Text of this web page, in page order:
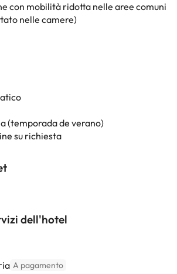
con mobilità ridotta nelle aree comuni
nelle camere)
(temporada de verano)
su richiesta
dell'hotel
A pagamento